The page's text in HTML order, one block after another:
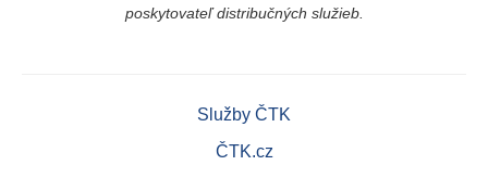
poskytovateľ distribučných služieb.
Služby ČTK
ČTK.cz